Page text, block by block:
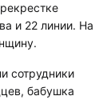
и 22 линии. На
сотрудники
бабушка